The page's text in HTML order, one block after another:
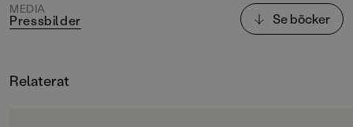
MEDIA
Pressbilder Se böcker
Relaterat